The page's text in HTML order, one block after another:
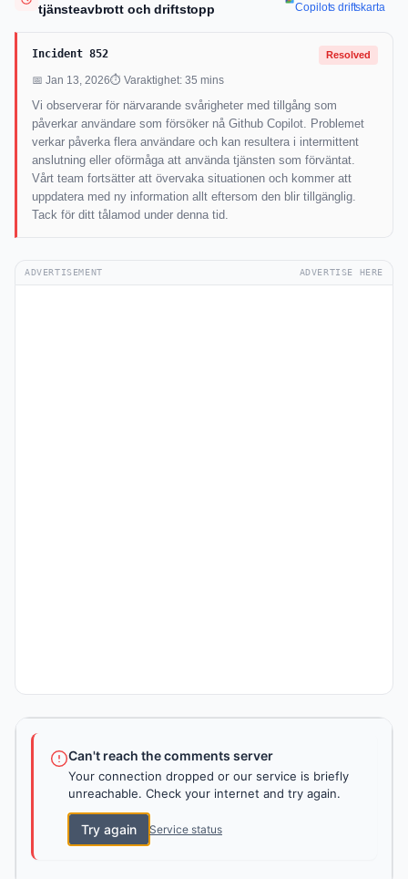
tjänsteavbrott och driftstopp
Copilots driftskarta
Incident 852 Resolved
📅 Jan 13, 2026⏱ Varaktighet: 35 mins
Vi observerar för närvarande svårigheter med tillgång som
påverkar användare som försöker nå Github Copilot. Problemet
verkar påverka flera användare och kan resultera i intermittent
anslutning eller oförmåga att använda tjänsten som förväntat.
Vårt team fortsätter att övervaka situationen och kommer att
uppdatera med ny information allt eftersom den blir tillgänglig.
Tack för ditt tålamod under denna tid.
ADVERTISEMENT ADVERTISE HERE
Can't reach the comments server
Your connection dropped or our service is briefly
unreachable. Check your internet and try again.
Try again Service status